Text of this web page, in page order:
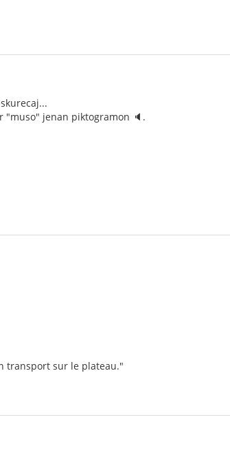
"muso" jenan piktogramon 🔈.
transport sur le plateau."